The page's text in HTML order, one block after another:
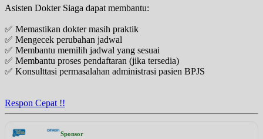
Asisten Dokter Siaga dapat membantu:
✅ Memastikan dokter masih praktik
✅ Mengecek perubahan jadwal
✅ Membantu memilih jadwal yang sesuai
✅ Membantu proses pendaftaran (jika tersedia)
✅ Konsulttasi permasalahan administrasi pasien BPJS
Respon Cepat !!
Sponsor